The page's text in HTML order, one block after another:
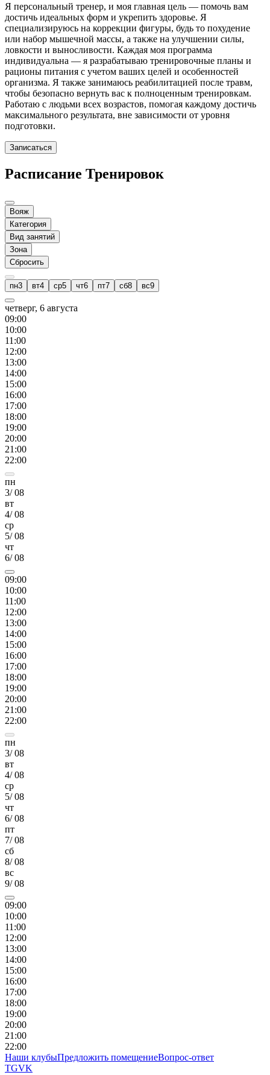
Я персональный тренер, и моя главная цель — помочь вам
достичь идеальных форм и укрепить здоровье. Я
специализируюсь на коррекции фигуры, будь то похудение
или набор мышечной массы, а также на улучшении силы,
ловкости и выносливости. Каждая моя программа
индивидуальна — я разрабатываю тренировочные планы и
рационы питания с учетом ваших целей и особенностей
организма. Я также занимаюсь реабилитацией после травм,
чтобы безопасно вернуть вас к полноценным тренировкам.
Работаю с людьми всех возрастов, помогая каждому достичь
максимального результата, вне зависимости от уровня
подготовки.
Записаться
Расписание Тренировок
Вояж
Категория
Вид занятий
Зона
Сбросить
пн3 вт4 ср5 чт6 пт7 сб8 вс9
четверг, 6 августа
09:00
10:00
11 :00
12:00
13:00
14:00
15:00
16:00
17:00
18:00
19:00
20:00
21 :00
22:00
пн
3/08
вт
4/08
ср
5/08
чт
6/08
09:00
10:00
11 :00
12:00
13:00
14:00
15:00
16:00
17:00
18:00
19:00
20:00
21 :00
22:00
пн
3/08
вт
4/08
ср
5/08
чт
6/08
пт
7/08
сб
8/08
вс
9/08
09:00
10:00
11 :00
12:00
13:00
14:00
15:00
16:00
17:00
18:00
19:00
20:00
21 :00
22:00
Наши клубыПредложить помещениеВопрос-ответ
TGVK